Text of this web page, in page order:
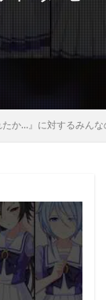
たか…』に対するみん